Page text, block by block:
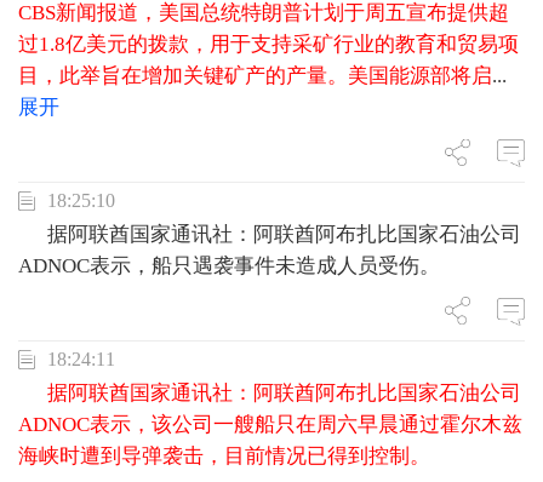
CBS新闻报道，美国总统特朗普计划于周五宣布提供超
过1.8亿美元的拨款，用于支持采矿行业的教育和贸易项
目，此举旨在增加关键矿产的产量。美国能源部将启...
展开
18:25:10
据阿联酋国家通讯社：阿联酋阿布扎比国家石油公司
ADNOC表示，船只遇袭事件未造成人员受伤。
18:24:11
据阿联酋国家通讯社：阿联酋阿布扎比国家石油公司
ADNOC表示，该公司一艘船只在周六早晨通过霍尔木兹
海峡时遭到导弹袭击，目前情况已得到控制。